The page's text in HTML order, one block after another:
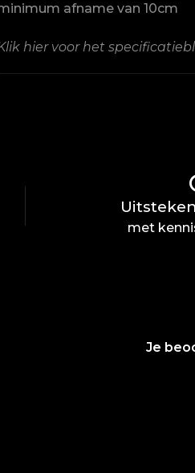
afname van 10cm
hier voor het
met
Je